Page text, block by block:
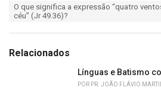
r
:
O que significa a expressão “quatro
céu” (Jr 49.36)?
Relacionados
Línguas e Batismo
POR PR. JOÃO FLÁVIO